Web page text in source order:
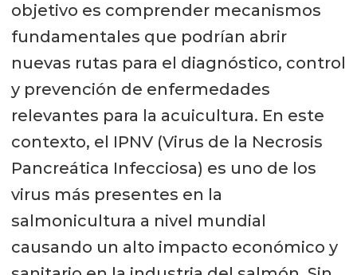
objetivo es comprender mecanismos
fundamentales que podrían abrir
nuevas rutas para el diagnóstico, control
y prevención de enfermedades
relevantes para la acuicultura. En este
contexto, el IPNV (Virus de la Necrosis
Pancreática Infecciosa) es uno de los
virus más presentes en la
salmonicultura a nivel mundial
causando un alto impacto económico y